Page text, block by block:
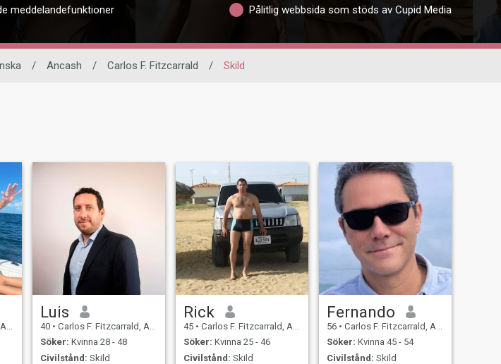
meddelandefunktioner Pålitlig webbsida som stöds av Cupid Media
/ Ancash / Carlos F. Fitzcarrald / Skild
Luis
40 • Carlos F. Fitzcarrald, Ancash, Peru
Söker: Kvinna 28 - 48
Civilstånd: Skild
Rick
45 • Carlos F. Fitzcarrald, Ancash, Peru
Söker: Kvinna 25 - 46
Civilstånd: Skild
Fernando
56 • Carlos F. Fitzcarrald, Ancash, Peru
Söker: Kvinna 45 - 54
Civilstånd: Skild